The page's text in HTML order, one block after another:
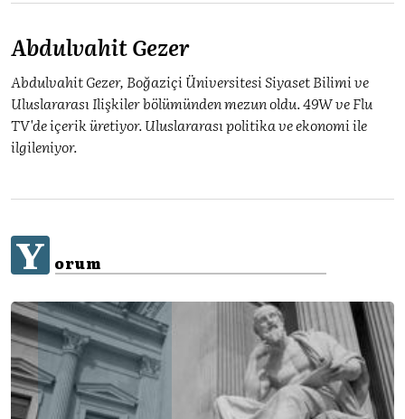
Abdulvahit Gezer
Abdulvahit Gezer, Boğaziçi Üniversitesi Siyaset Bilimi ve
Uluslararası Ilişkiler bölümünden mezun oldu. 49W ve Flu
TV'de içerik üretiyor. Uluslararası politika ve ekonomi ile
ilgileniyor.
Y orum